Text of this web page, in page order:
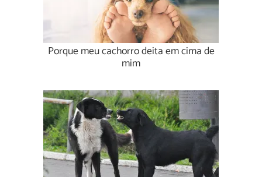
Porque meu cachorro deita em cima de
mim